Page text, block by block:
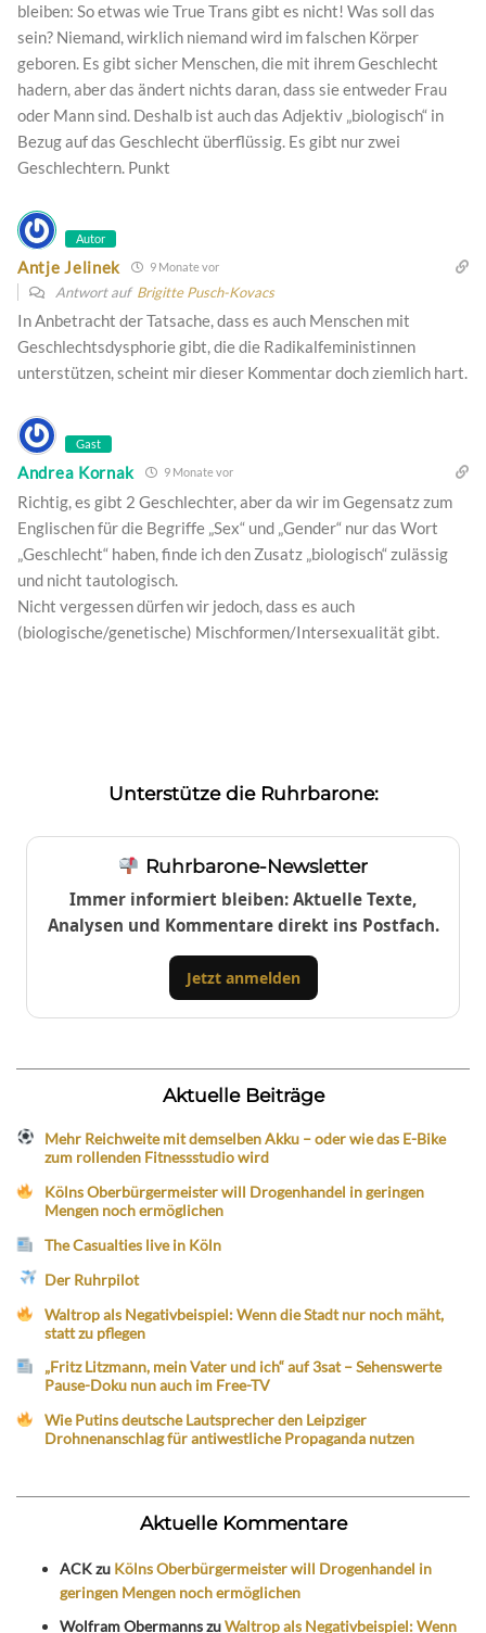
bleiben: So etwas wie True Trans gibt es nicht! Was soll das
sein? Niemand, wirklich niemand wird im falschen Körper
geboren. Es gibt sicher Menschen, die mit ihrem Geschlecht
hadern, aber das ändert nichts daran, dass sie entweder Frau
oder Mann sind. Deshalb ist auch das Adjektiv „biologisch“ in
Bezug auf das Geschlecht überflüssig. Es gibt nur zwei
Geschlechtern. Punkt
Autor
Antje Jelinek 9 Monate vor
Antwort auf Brigitte Pusch-Kovacs
In Anbetracht der Tatsache, dass es auch Menschen mit
Geschlechtsdysphorie gibt, die die Radikalfeministinnen
unterstützen, scheint mir dieser Kommentar doch ziemlich hart.
Gast
Andrea Kornak 9 Monate vor
Richtig, es gibt 2 Geschlechter, aber da wir im Gegensatz zum
Englischen für die Begriffe „Sex“ und „Gender“ nur das Wort
„Geschlecht“ haben, finde ich den Zusatz „biologisch“ zulässig
und nicht tautologisch.
Nicht vergessen dürfen wir jedoch, dass es auch
(biologische/genetische) Mischformen/Intersexualität gibt.
Unterstütze die Ruhrbarone:
Ruhrbarone-Newsletter
Immer informiert bleiben: Aktuelle Texte,
Analysen und Kommentare direkt ins Postfach.
Jetzt anmelden
Aktuelle Beiträge
Mehr Reichweite mit demselben Akku – oder wie das E-Bike
zum rollenden Fitnessstudio wird
Kölns Oberbürgermeister will Drogenhandel in geringen
Mengen noch ermöglichen
The Casualties live in Köln
Der Ruhrpilot
Waltrop als Negativbeispiel: Wenn die Stadt nur noch mäht,
statt zu pflegen
„Fritz Litzmann, mein Vater und ich“ auf 3sat – Sehenswerte
Pause-Doku nun auch im Free-TV
Wie Putins deutsche Lautsprecher den Leipziger
Drohnenanschlag für antiwestliche Propaganda nutzen
Aktuelle Kommentare
ACKzu Kölns Oberbürgermeister will Drogenhandel in
geringen Mengen noch ermöglichen
Wolfram ObermannszuWaltrop als Negativbeispiel: Wenn